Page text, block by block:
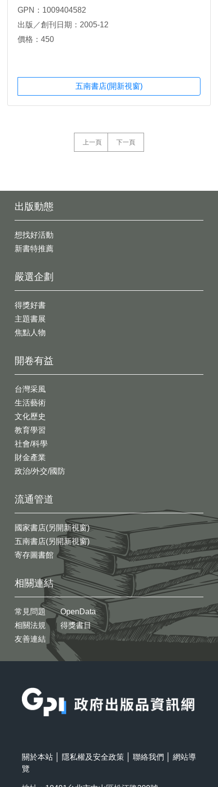
GPN：1009404582
出版／創刊日期：2005-12
價格：450
五南書店(開新視窗)
上一頁 下一頁
出版動態
想找好活動
新書特推薦
開卷有益
台灣采風
生活藝術
文化歷史
教育學習
社會/科學
財金產業
政治/外交/國防
嚴選企劃
得獎好書
主題書展
焦點人物
流通管道
國家書店(另開新視窗)
五南書店(另開新視窗)
寄存圖書館
相關連結
常見問題
相關法規
友善連結
OpenData
得獎書目
關於本站 隱私權及安全政策 聯絡我們
網站導
覽